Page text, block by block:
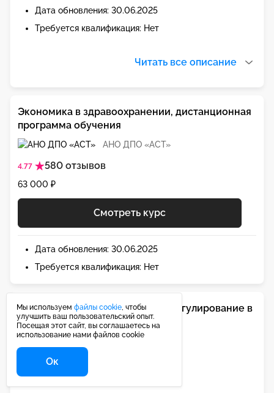
Дата обновления: 30.06.2025
Требуется квалификация: Нет
Читать все описание
АНО ДПО «АСТ»
4.77 580 отзывов
Экономика в здравоохранении, дистанционная
программа обучения
63 000 ₽
Смотреть курс
Дата обновления: 30.06.2025
Требуется квалификация: Нет
580 отзывов
Ценообразование и тарифное регулирование в
ЖКХ, программа переподготовки
Мы используем файлы cookie, чтобы
улучшить ваш пользовательский опыт.
Посещая этот сайт, вы соглашаетесь на
использование нами файлов cookie
Ок